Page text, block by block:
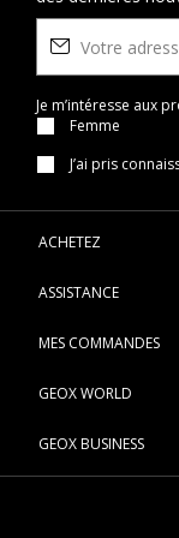
Je m’intéresse aux
Femme
J’ai pris
ACHETEZ
ASSISTANCE
MES COMMANDES
GEOX WORLD
GEOX BUSINESS